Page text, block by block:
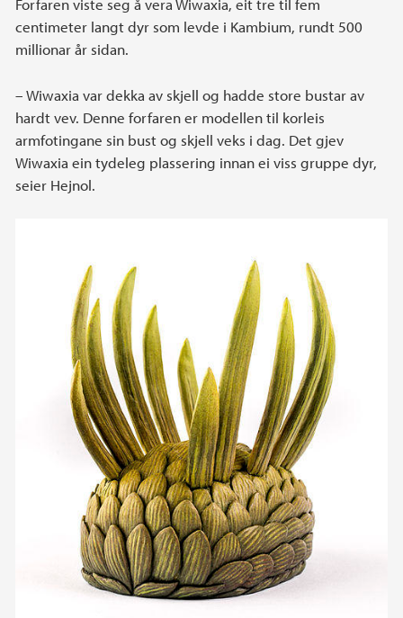
Forfaren viste seg å vera Wiwaxia, eit tre til fem
centimeter langt dyr som levde i Kambium, rundt 500
millionar år sidan.
– Wiwaxia var dekka av skjell og hadde store bustar av
hardt vev. Denne forfaren er modellen til korleis
armfotingane sin bust og skjell veks i dag. Det gjev
Wiwaxia ein tydeleg plassering innan ei viss gruppe dyr,
seier Hejnol.